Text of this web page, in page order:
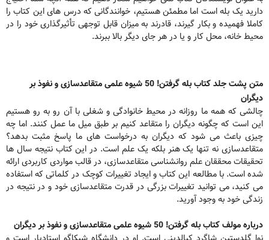
دارید یک بله است اما مطمئن هستیم، خوانندگانی که درس های این کتاب را
کاملا فهمیده و بکار گیرند، قادرند به میزان قابل توجهی تأثیرگذاری خود را در
محیط خانه، محل کار و یا در هر جای دیگر بالا ببرند.
متن پشت جلد کتاب بله گرفتن! 50 شیوه علمی متقاعدسازی و نفوذ بر
دیگران
چالشی که همه ما روزانه در محیط خانوادگی و شغلی با آن رو به رو هستیم
این است که چگونه دیگران را متقاعد کنیم بر طبق میل ما عمل کنند. اما چه
چیزی باعث می شود که دیگران به درخواست های ما پاسخ مثبت بدهد؟
متقاعدسازی نه تنها یک هنر بلکه یک علم است. در این کتاب نتیجه سال ها
تحقیقات محققان علم روانشناسی متقاعدسازی، در قالب مواردی کاربردی ارائه
شده است. با مطالعه این کتاب و ایجاد تغییرات کوچک در کلماتی که استفاده
می کنید، می توانید تغییرات بزرگی در قدرت متقاعدسازی خود و در نتیجه در
زندگی خود به وجود آورید.
درباره مولف کتاب بله گرفتن! 50 شیوه علمی متقاعدسازی و نفوذ بر دیگران